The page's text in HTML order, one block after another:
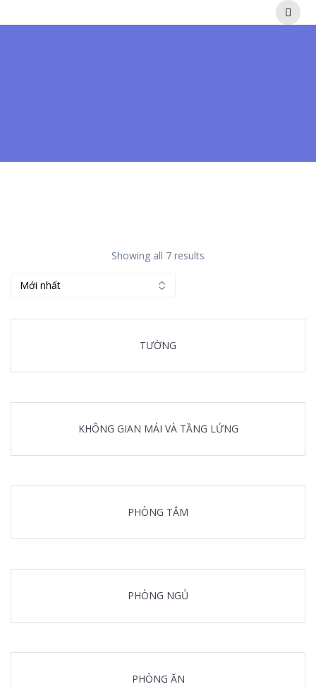
to
Showing all 7 results
TƯỜNG
KHÔNG GIAN MÁI VÀ TẦNG LỬNG
PHÒNG TẮM
PHÒNG NGỦ
PHÒNG ĂN